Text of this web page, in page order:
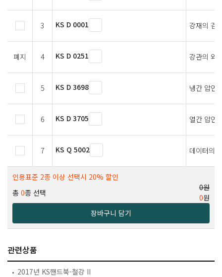
3 KS D 0001 강재의 검
폐지 4 KS D 0251 강관의 와
5 KS D 3698 냉간 압연
6 KS D 3705 열간 압연
7 KS Q 5002 데이터의
인용표준 2종 이상 선택시 20% 할인
총 0종 선택
0원
0원
장바구니 담기
관련상품
2017년 KS핸드북-철강 II